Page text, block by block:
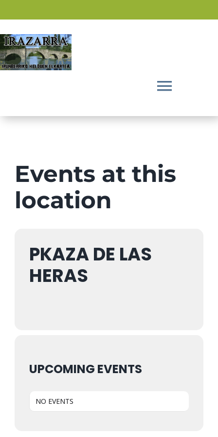
al
contenido
Actividades
Galería
Contacto
Events at this
location
PKAZA DE LAS
HERAS
UPCOMING EVENTS
NO EVENTS